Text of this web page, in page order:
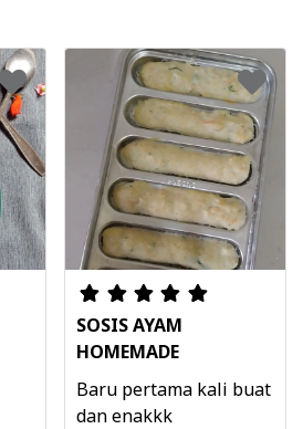
SOSIS AYAM
HOMEMADE
Baru pertama kali buat
dan enakkk